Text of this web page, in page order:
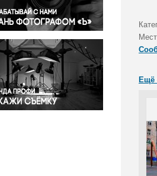
Происшествия и конфликты
Религия
Светская жизнь
Спорт
Экология
Экономика и бизнес
Ещё